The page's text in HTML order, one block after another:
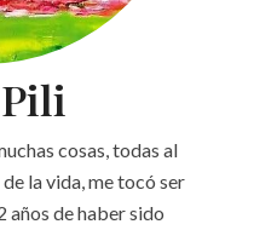
cosas, todas al
la vida, me tocó ser
años de haber sido